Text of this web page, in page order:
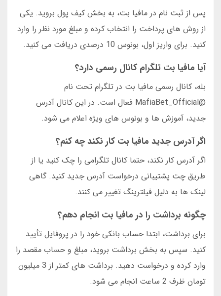
پس از ثبت نام در مافیا بت، به بخش کیف پول بروید. یکی
از روش های پرداخت را انتخاب کرده و مبلغ مورد نظر را وارد
کنید. برای واریز اول، بونوس 10 درصدی دریافت می کنید.
آیا مافیا بت تلگرام کانال رسمی دارد؟
بله، کانال رسمی مافیا بت در تلگرام تحت نام
@MafiaBet_Official فعال است. در این کانال آدرس
جدید، آموزش ها و بونوس های ویژه اعلام می شود.
اگر آدرس جدید مافیا بت کار نکند چه کنم؟
اگر آدرس کار نکند، حتما کانال تلگرامی را چک کنید یا از
طریق چت پشتیبانی درخواست آدرس جدید کنید. گاهی
لینک ها به دلیل فیلترینگ تغییر می کنند.
چگونه برداشت را در مافیا بت انجام دهم؟
برای برداشت، ابتدا حساب بانکی خود را در پروفایل تأیید
کنید. سپس به بخش برداشت بروید، مبلغ و حساب مقصد را
وارد کرده و درخواست دهید. برداشت های کمتر از 3 میلیون
تومان ظرف 2 ساعت انجام می شود.